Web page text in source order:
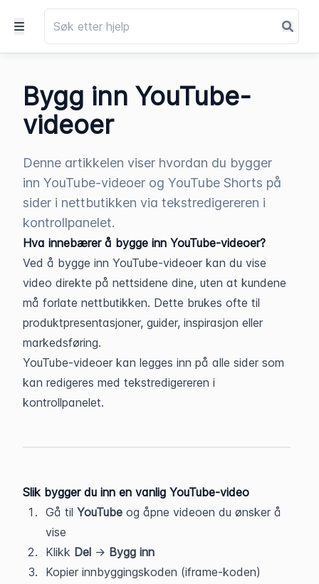
Bygg inn YouTube-
videoer
Denne artikkelen viser hvordan du bygger
inn YouTube-videoer og YouTube Shorts på
sider i nettbutikken via tekstredigereren i
kontrollpanelet.
Hva innebærer å bygge inn YouTube-videoer?
Ved å bygge inn YouTube-videoer kan du vise
video direkte på nettsidene dine, uten at kundene
må forlate nettbutikken. Dette brukes ofte til
produktpresentasjoner, guider, inspirasjon eller
markedsføring.
YouTube-videoer kan legges inn på alle sider som
kan redigeres med tekstredigereren i
kontrollpanelet.
Slik bygger du inn en vanlig YouTube-video
Gå til YouTube og åpne videoen du ønsker å
vise
Klikk Del → Bygg inn
Kopier innbyggingskoden (iframe-koden)